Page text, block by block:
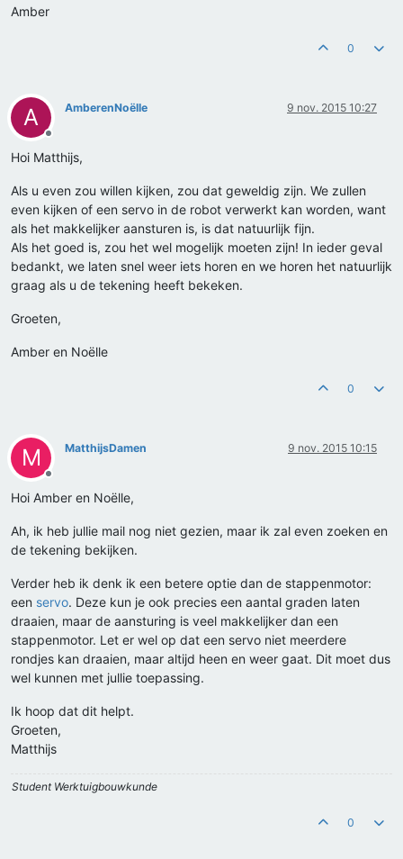
Amber
0
A
Offline
AmberenNoëlle 9 nov. 2015 10:27
Hoi Matthijs,
Als u even zou willen kijken, zou dat geweldig zijn. We zullen
even kijken of een servo in de robot verwerkt kan worden, want
als het makkelijker aansturen is, is dat natuurlijk fijn.
Als het goed is, zou het wel mogelijk moeten zijn! In ieder geval
bedankt, we laten snel weer iets horen en we horen het natuurlijk
graag als u de tekening heeft bekeken.
Groeten,
Amber en Noëlle
0
M
Offline
MatthijsDamen 9 nov. 2015 10:15
Hoi Amber en Noëlle,
Ah, ik heb jullie mail nog niet gezien, maar ik zal even zoeken en
de tekening bekijken.
Verder heb ik denk ik een betere optie dan de stappenmotor:
een servo. Deze kun je ook precies een aantal graden laten
draaien, maar de aansturing is veel makkelijker dan een
stappenmotor. Let er wel op dat een servo niet meerdere
rondjes kan draaien, maar altijd heen en weer gaat. Dit moet dus
wel kunnen met jullie toepassing.
Ik hoop dat dit helpt.
Groeten,
Matthijs
Student Werktuigbouwkunde
0